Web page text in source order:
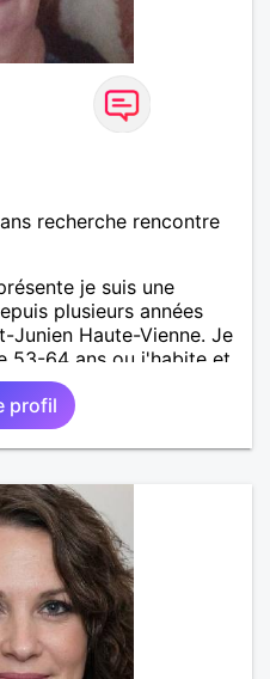
recherche rencontre
je suis une
plusieurs années
Junien Haute-Vienne. Je
53-64 ans ou j'habite et
en 1er lieu. À voir
homme sérieux et
sincère, attentionné et à
sérieuse à qui la vie
profil